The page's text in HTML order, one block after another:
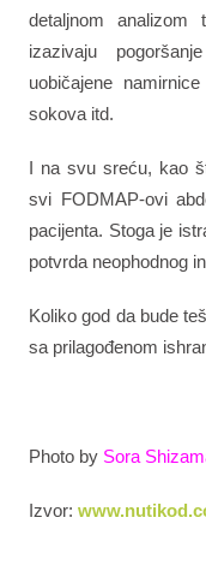
detaljnom analizom
izazivaju
uobičajene
sokova itd.
I na svu sreću, kao
svi FODMAP-ovi
pacijenta. Stoga je
potvrda neophodnog
Koliko god da bude
sa prilagođenom
Photo by Sora
Izvor: